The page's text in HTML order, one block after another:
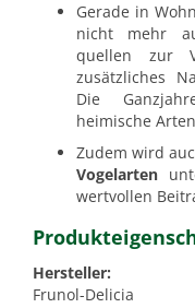
Gerade in
nicht mehr
quellen zur
zusätzliches
Die
heimische
Zudem wird
Vogelarten
wertvollen
Hersteller:
Frunol-Delicia